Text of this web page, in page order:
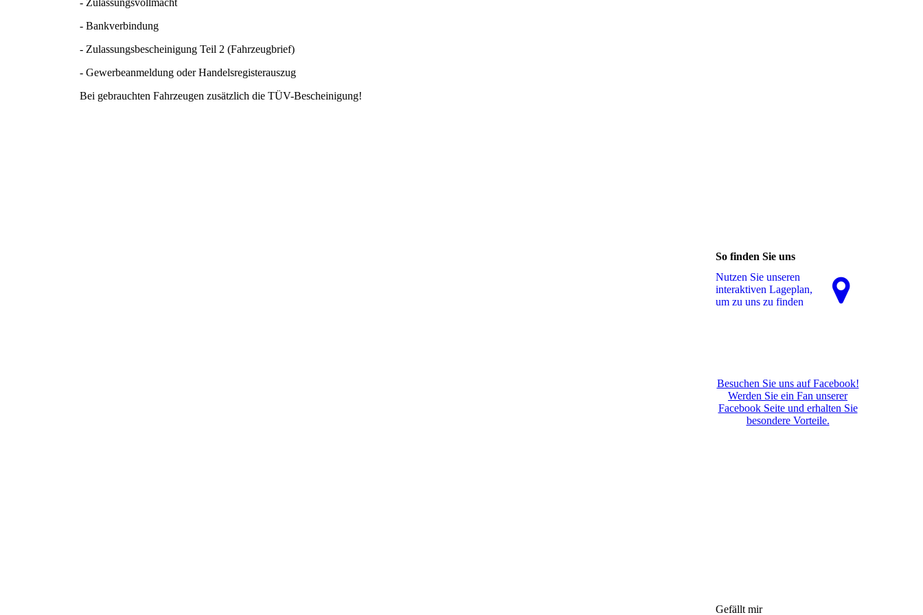
- Zulassungsvollmacht
- Bankverbindung
- Zulassungsbescheinigung Teil 2 (Fahrzeugbrief)
- Gewerbeanmeldung oder Handelsregisterauszug
Bei gebrauchten Fahrzeugen zusätzlich die TÜV-Bescheinigung!
So finden Sie uns
Nutzen Sie unseren
interaktiven La­ge­plan,
um zu uns zu finden
Besuchen Sie uns auf Facebook!
Werden Sie ein Fan unserer
Facebook Seite und erhalten Sie
besondere Vorteile.
Gefällt mir